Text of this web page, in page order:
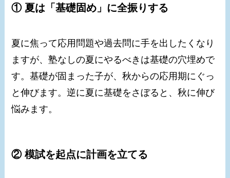
① 夏は「基礎固め」に全振りする
夏に焦って応用問題や過去問に手を出したくなり
ますが、塾なしの夏にやるべきは基礎の穴埋めで
す。基礎が固まった子が、秋からの応用期にぐっ
と伸びます。逆に夏に基礎をさぼると、秋に伸び
悩みます。
② 模試を起点に計画を立てる